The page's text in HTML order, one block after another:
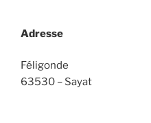
Adresse
Féligonde
63530 – Sayat